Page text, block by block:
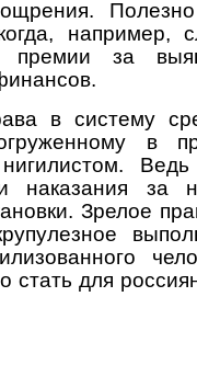
например,
премии за
в систему
в
наказания за
Зрелое
стать для